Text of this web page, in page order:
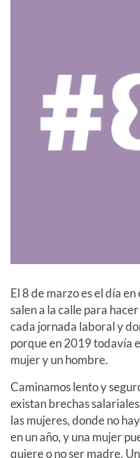
El 8 de marzo es el día
salen a la calle para
cada jornada laboral y
porque en 2019 todavía
mujer y un hombre.
Caminamos lento y
existan brechas
las mujeres, donde no
en un año, y una mujer
quiere o no ser madre.